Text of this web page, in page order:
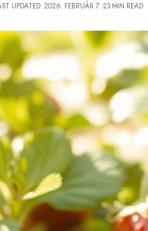
UPDATED: 2026. FEBRUÁR 7. 23 MIN READ